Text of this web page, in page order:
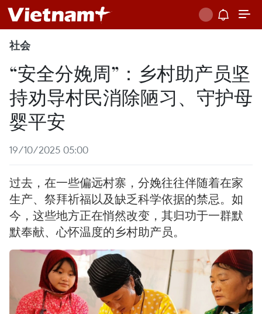
社会
“安全分娩周”：乡村助产员坚
持劝导村民消除陋习、守护母
婴平安
19/10/2025 05:00
过去，在一些偏远村寨，分娩往往伴随着在家
生产、祭拜祈福以及缺乏科学依据的禁忌。如
今，这些地方正在悄然改变，其归功于一群默
默奉献、心怀温度的乡村助产员。